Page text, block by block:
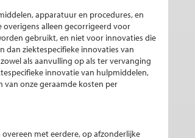
apparatuur en procedures, en
overigens alleen gecorrigeerd voor
gebruikt, en niet voor innovaties die
dan ziektespecifieke innovaties van
als aanvulling op als ter vervanging
innovatie van hulpmiddelen,
van onze geraamde kosten per
met eerdere, op afzonderlijke